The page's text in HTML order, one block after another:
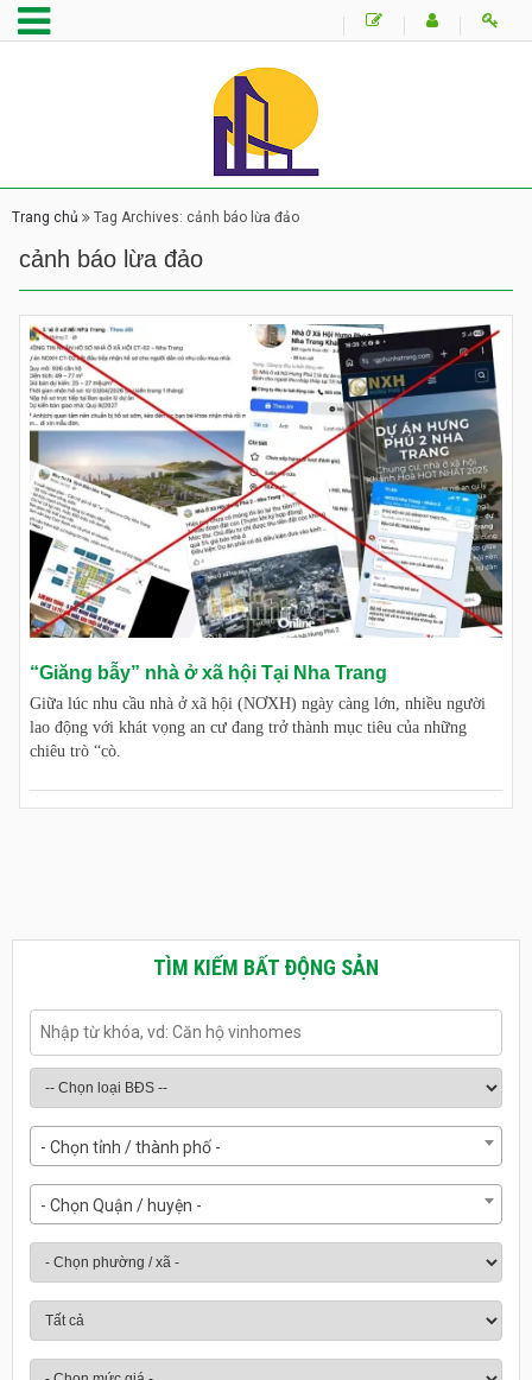
Trang chủ Tag Archives: cảnh báo lừa đảo
cảnh báo lừa đảo
“Giăng bẫy” nhà ở xã hội Tại Nha Trang
Giữa lúc nhu cầu nhà ở xã hội (NƠXH) ngày càng lớn, nhiều người
lao động với khát vọng an cư đang trở thành mục tiêu của những
chiêu trò “cò.
TÌM KIẾM BẤT ĐỘNG SẢN
- Chọn tỉnh / thành phố -
- Chọn Quận / huyện -